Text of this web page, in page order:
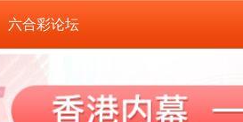
六合彩论坛